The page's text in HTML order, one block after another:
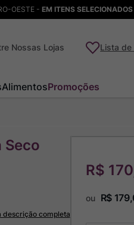
OESTE - EM ITENS SELECIONADOS
Nossas Lojas Lista de
AlimentosPromoções
Seco
descrição completa
R$
ou R$ 179,